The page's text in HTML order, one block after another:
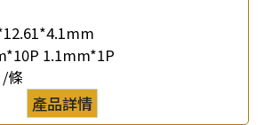
1.1mm*1P
條
產品詳情